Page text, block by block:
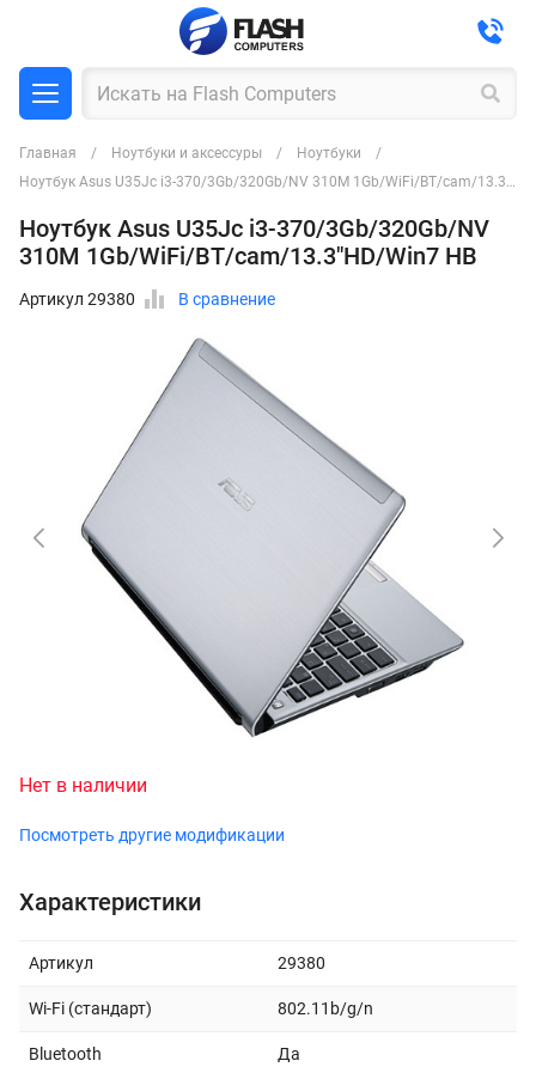
Главная Ноутбуки и аксессуры
Ноутбуки
Ноутбук Asus U35Jc i3-370/3Gb/320Gb/NV 310M 1Gb/WiFi/BT/cam/13.3"HD/Win7 HB
Ноутбук Asus U35Jc i3-370/3Gb/320Gb/NV
310M 1Gb/WiFi/BT/cam/13.3"HD/Win7 HB
Артикул 29380 В сравнение
Нет в наличии
Посмотреть другие модификации
Характеристики
Артикул 29380
Wi-Fi (стандарт) 802.11b/g/n
Bluetooth Да